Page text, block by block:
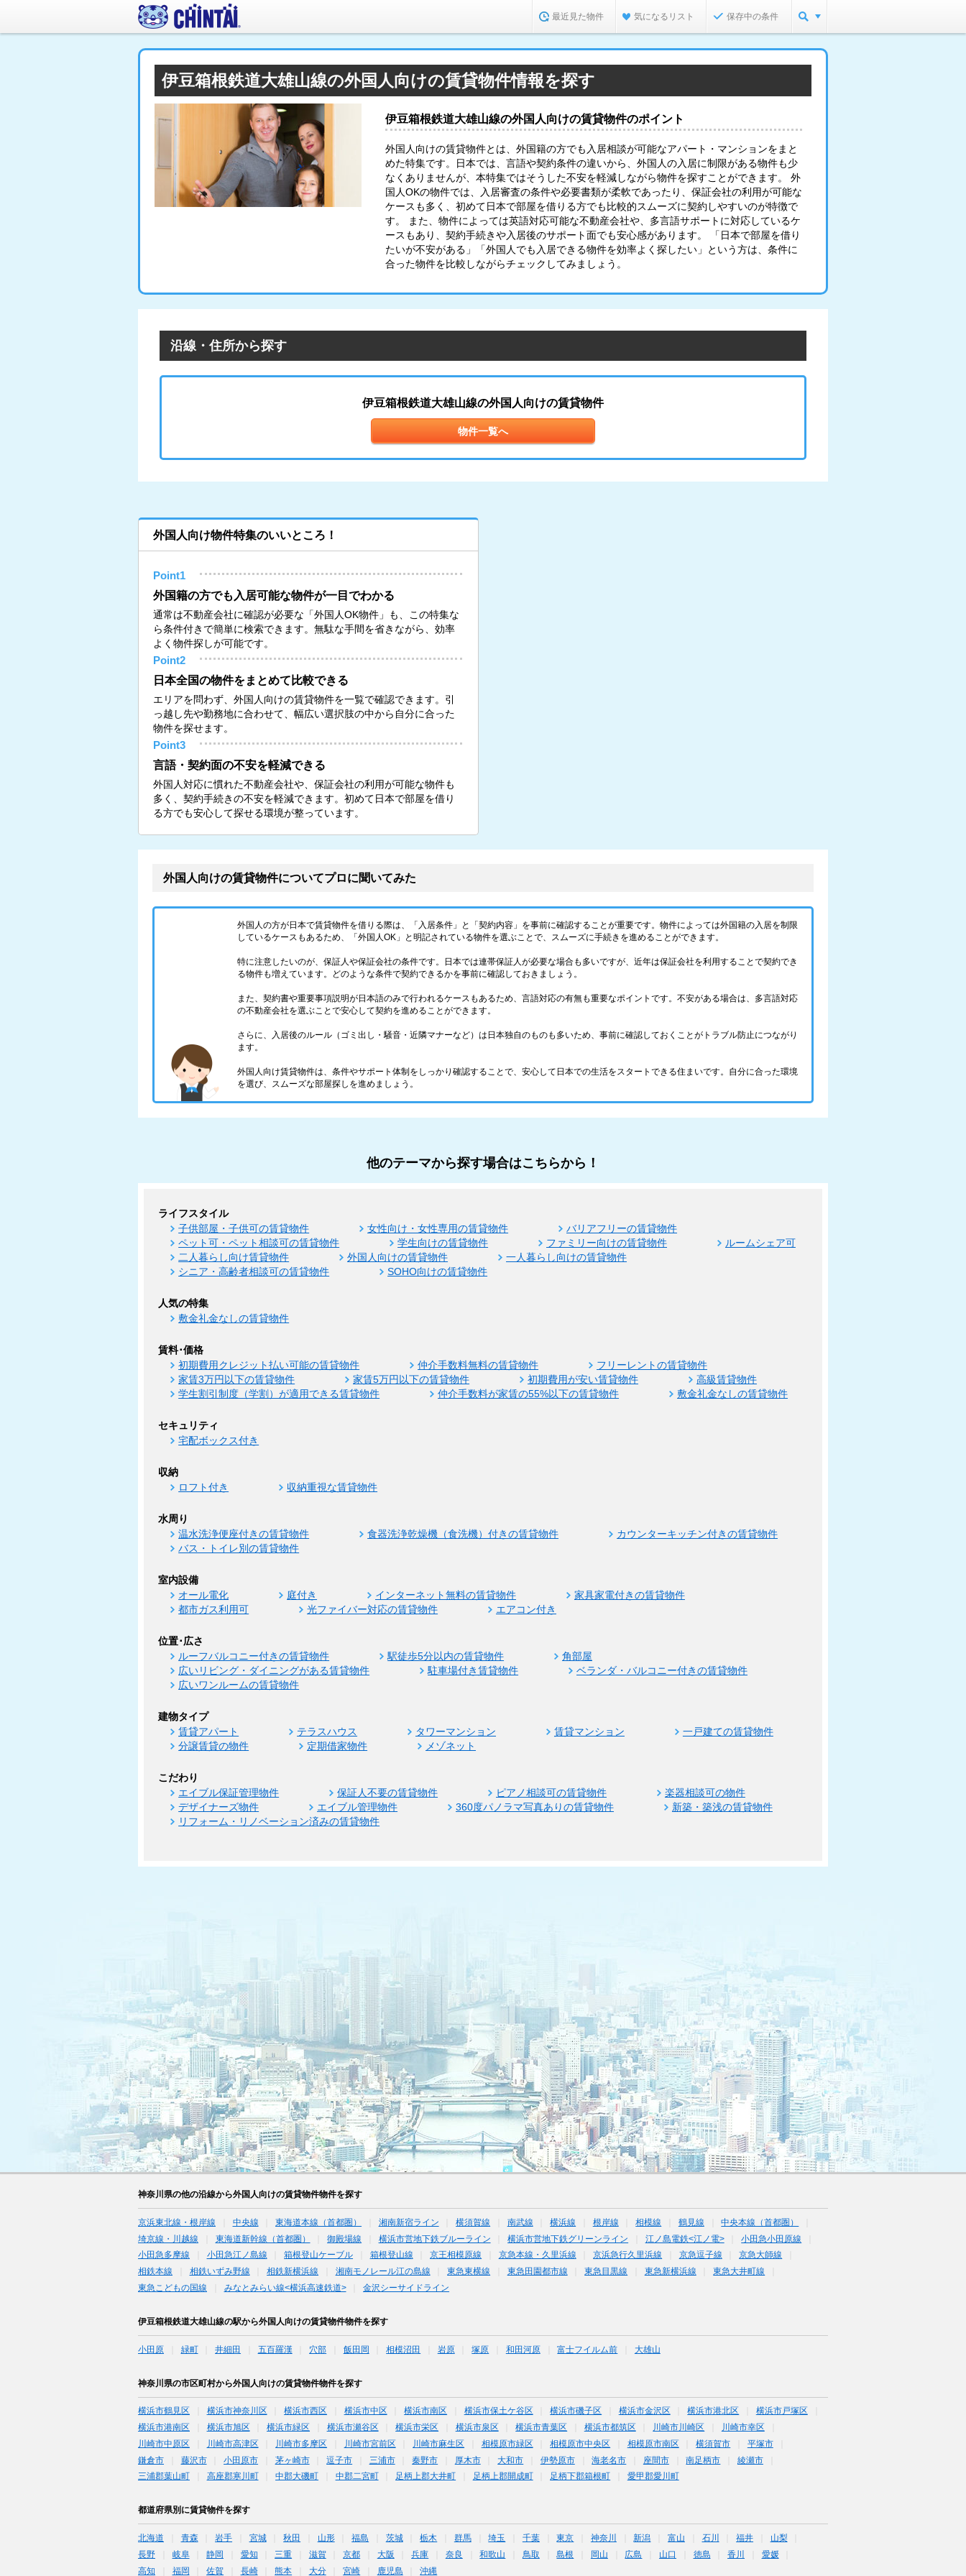
最近見た物件 気になるリスト 保存中の条件
伊豆箱根鉄道大雄山線の外国人向けの賃貸物件情報を探す
伊豆箱根鉄道大雄山線の外国人向けの賃貸物件のポイント
外国人向けの賃貸物件とは、外国籍の方でも入居相談が可能なアパート・マンションをまと
めた特集です。日本では、言語や契約条件の違いから、外国人の入居に制限がある物件も少
なくありませんが、本特集ではそうした不安を軽減しながら物件を探すことができます。 外
国人OKの物件では、入居審査の条件や必要書類が柔軟であったり、保証会社の利用が可能な
ケースも多く、初めて日本で部屋を借りる方でも比較的スムーズに契約しやすいのが特徴で
す。 また、物件によっては英語対応可能な不動産会社や、多言語サポートに対応しているケ
ースもあり、契約手続きや入居後のサポート面でも安心感があります。 「日本で部屋を借り
たいが不安がある」「外国人でも入居できる物件を効率よく探したい」という方は、条件に
合った物件を比較しながらチェックしてみましょう。
沿線・住所から探す
伊豆箱根鉄道大雄山線の外国人向けの賃貸物件
物件一覧へ
外国人向け物件特集のいいところ！
Point1
外国籍の方でも入居可能な物件が一目でわかる
通常は不動産会社に確認が必要な「外国人OK物件」も、この特集な
ら条件付きで簡単に検索できます。無駄な手間を省きながら、効率
よく物件探しが可能です。
Point2
日本全国の物件をまとめて比較できる
エリアを問わず、外国人向けの賃貸物件を一覧で確認できます。引
っ越し先や勤務地に合わせて、幅広い選択肢の中から自分に合った
物件を探せます。
Point3
言語・契約面の不安を軽減できる
外国人対応に慣れた不動産会社や、保証会社の利用が可能な物件も
多く、契約手続きの不安を軽減できます。初めて日本で部屋を借り
る方でも安心して探せる環境が整っています。
外国人向けの賃貸物件についてプロに聞いてみた
外国人の方が日本で賃貸物件を借りる際は、「入居条件」と「契約内容」を事前に確認することが重要です。物件によっては外国籍の入居を制限
しているケースもあるため、「外国人OK」と明記されている物件を選ぶことで、スムーズに手続きを進めることができます。
特に注意したいのが、保証人や保証会社の条件です。日本では連帯保証人が必要な場合も多いですが、近年は保証会社を利用することで契約でき
る物件も増えています。どのような条件で契約できるかを事前に確認しておきましょう。
また、契約書や重要事項説明が日本語のみで行われるケースもあるため、言語対応の有無も重要なポイントです。不安がある場合は、多言語対応
の不動産会社を選ぶことで安心して契約を進めることができます。
さらに、入居後のルール（ゴミ出し・騒音・近隣マナーなど）は日本独自のものも多いため、事前に確認しておくことがトラブル防止につながり
ます。
外国人向け賃貸物件は、条件やサポート体制をしっかり確認することで、安心して日本での生活をスタートできる住まいです。自分に合った環境
を選び、スムーズな部屋探しを進めましょう。
他のテーマから探す場合はこちらから！
ライフスタイル
子供部屋・子供可の賃貸物件 女性向け・女性専用の賃貸物件
バリアフリーの賃貸物件
ペット可・ペット相談可の賃貸物件
学生向けの賃貸物件 ファミリー向けの賃貸物件
ルームシェア可
二人暮らし向け賃貸物件
外国人向けの賃貸物件
一人暮らし向けの賃貸物件
シニア・高齢者相談可の賃貸物件
SOHO向けの賃貸物件
人気の特集
敷金礼金なしの賃貸物件
賃料･価格
初期費用クレジット払い可能の賃貸物件 仲介手数料無料の賃貸物件
フリーレントの賃貸物件
家賃3万円以下の賃貸物件
家賃5万円以下の賃貸物件 初期費用が安い賃貸物件
高級賃貸物件
学生割引制度（学割）が適用できる賃貸物件
仲介手数料が家賃の55%以下の賃貸物件 敷金礼金なしの賃貸物件
セキュリティ
宅配ボックス付き
収納
ロフト付き 収納重視な賃貸物件
水周り
温水洗浄便座付きの賃貸物件 食器洗浄乾燥機（食洗機）付きの賃貸物件
カウンターキッチン付きの賃貸物件
バス・トイレ別の賃貸物件
室内設備
オール電化 庭付き インターネット無料の賃貸物件
家具家電付きの賃貸物件
都市ガス利用可
光ファイバー対応の賃貸物件 エアコン付き
位置･広さ
ルーフバルコニー付きの賃貸物件 駅徒歩5分以内の賃貸物件
角部屋
広いリビング・ダイニングがある賃貸物件
駐車場付き賃貸物件
ベランダ・バルコニー付きの賃貸物件
広いワンルームの賃貸物件
建物タイプ
賃貸アパート テラスハウス タワーマンション 賃貸マンション
一戸建ての賃貸物件
分譲賃貸の物件
定期借家物件 メゾネット
こだわり
エイブル保証管理物件 保証人不要の賃貸物件 ピアノ相談可の賃貸物件
楽器相談可の物件
デザイナーズ物件
エイブル管理物件 360度パノラマ写真ありの賃貸物件
新築・築浅の賃貸物件
リフォーム・リノベーション済みの賃貸物件
神奈川県の他の沿線から外国人向けの賃貸物件物件を探す
京浜東北線・根岸線 中央線 東海道本線（首都圏） 湘南新宿ライン 横須賀線 南武線 横浜線 根岸線 相模線 鶴見線
中央本線（首都圏）
埼京線・川越線
東海道新幹線（首都圏） 御殿場線 横浜市営地下鉄ブルーライン 横浜市営地下鉄グリーンライン 江ノ島電鉄<江ノ電>
小田急小田原線
小田急多摩線
小田急江ノ島線 箱根登山ケーブル 箱根登山線 京王相模原線 京急本線・久里浜線 京浜急行久里浜線 京急逗子線
京急大師線
相鉄本線
相鉄いずみ野線 相鉄新横浜線 湘南モノレール江の島線 東急東横線 東急田園都市線 東急目黒線 東急新横浜線
東急大井町線
東急こどもの国線
みなとみらい線<横浜高速鉄道> 金沢シーサイドライン
伊豆箱根鉄道大雄山線の駅から外国人向けの賃貸物件物件を探す
小田原 緑町 井細田 五百羅漢 穴部 飯田岡 相模沼田 岩原 塚原 和田河原 富士フイルム前 大雄山
神奈川県の市区町村から外国人向けの賃貸物件物件を探す
横浜市鶴見区 横浜市神奈川区 横浜市西区 横浜市中区 横浜市南区 横浜市保土ケ谷区 横浜市磯子区 横浜市金沢区 横浜市港北区
横浜市戸塚区
横浜市港南区
横浜市旭区 横浜市緑区 横浜市瀬谷区 横浜市栄区 横浜市泉区 横浜市青葉区 横浜市都筑区 川崎市川崎区
川崎市幸区
川崎市中原区
川崎市高津区 川崎市多摩区 川崎市宮前区 川崎市麻生区 相模原市緑区 相模原市中央区 相模原市南区 横須賀市
平塚市
鎌倉市
藤沢市 小田原市 茅ヶ崎市 逗子市 三浦市 秦野市 厚木市 大和市 伊勢原市 海老名市 座間市 南足柄市
綾瀬市
三浦郡葉山町
高座郡寒川町 中郡大磯町 中郡二宮町 足柄上郡大井町 足柄上郡開成町 足柄下郡箱根町 愛甲郡愛川町
都道府県別に賃貸物件を探す
北海道 青森 岩手 宮城 秋田 山形 福島 茨城 栃木 群馬 埼玉 千葉 東京 神奈川 新潟 富山 石川 福井
山梨
長野
岐阜 静岡 愛知 三重 滋賀 京都 大阪 兵庫 奈良 和歌山 鳥取 島根 岡山 広島 山口 徳島 香川
愛媛
高知
福岡 佐賀 長崎 熊本 大分 宮崎 鹿児島 沖縄